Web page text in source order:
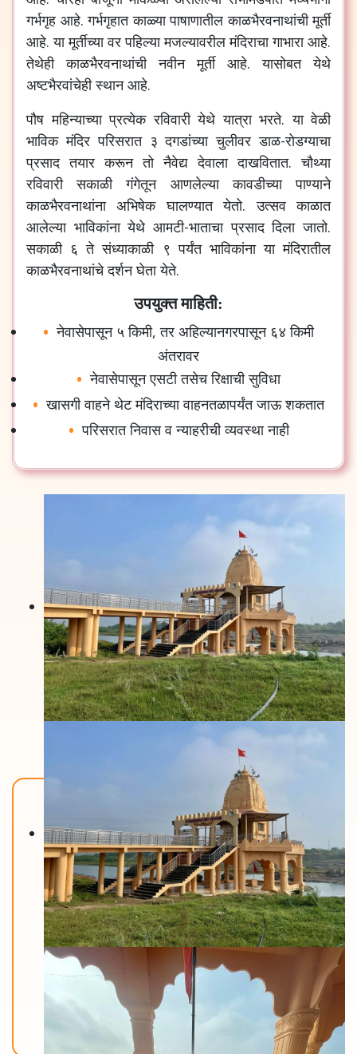
गर्भगृह आहे. गर्भगृहात काळ्या पाषाणातील काळभैरवनाथांची मूर्ती
आहे. या मूर्तीच्या वर पहिल्या मजल्यावरील मंदिराचा गाभारा आहे.
तेथेही काळभैरवनाथांची नवीन मूर्ती आहे. यासोबत येथे
अष्टभैरवांचेही स्थान आहे.
पौष महिन्याच्या प्रत्येक रविवारी येथे यात्रा भरते. या वेळी
भाविक मंदिर परिसरात ३ दगडांच्या चुलीवर डाळ-रोडग्याचा
प्रसाद तयार करून तो नैवेद्य देवाला दाखवितात. चौथ्या
रविवारी सकाळी गंगेतून आणलेल्या कावडीच्या पाण्याने
काळभैरवनाथांना अभिषेक घालण्यात येतो. उत्सव काळात
आलेल्या भाविकांना येथे आमटी-भाताचा प्रसाद दिला जातो.
सकाळी ६ ते संध्याकाळी ९ पर्यंत भाविकांना या मंदिरातील
काळभैरवनाथांचे दर्शन घेता येते.
उपयुक्त माहिती:
नेवासेपासून ५ किमी, तर अहिल्यानगरपासून ६४ किमी
अंतरावर
नेवासेपासून एसटी तसेच रिक्षाची सुविधा
खासगी वाहने थेट मंदिराच्या वाहनतळापर्यंत जाऊ शकतात
परिसरात निवास व न्याहरीची व्यवस्था नाही